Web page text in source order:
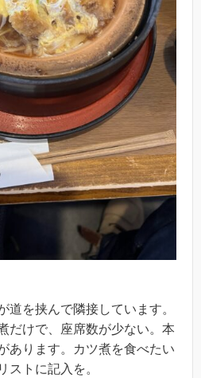
道を挟んで隣接しています。
だけで、座席数が少ない。本
あります。カツ煮を食べたい
ストに記入を。